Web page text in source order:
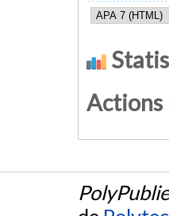
Actions
PolyPublie